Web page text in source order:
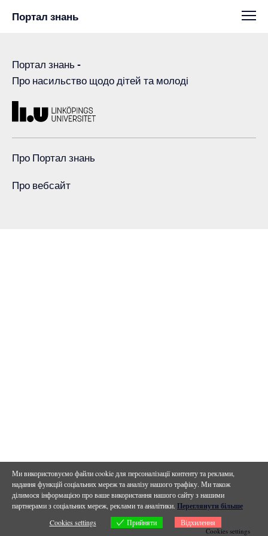
Портал знань
Портал знань-
Про насильство щодо дітей та молоді
Про Портал знань
Про вебсайт
Ми використовуємо файли cookie для персоналізації контенту та реклами,
надання функцій соціальних мереж та аналізу нашого трафіку. Ми також
ділимося інформацією про ваше використання нашого сайту з нашими
партнерами з соціальних мереж, реклами та аналітики. Переглянути більше
Cookies settings Прийняти Відхилення
Cookies settings